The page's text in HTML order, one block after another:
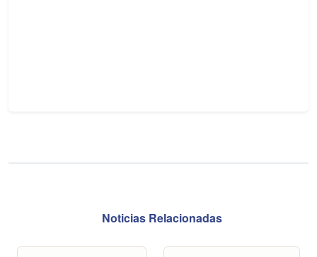
Noticias Relacionadas